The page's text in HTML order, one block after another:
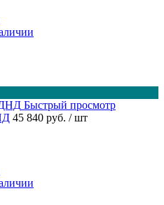
Быстрый просмотр
45 840 руб. / шт